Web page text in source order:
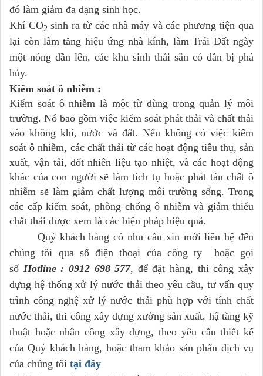
đó làm giảm đa dạng sinh học.
Khí CO2 sinh ra từ các nhà máy và các phương tiện qua
lại còn làm tăng hiệu ứng nhà kính, làm Trái Đất ngày
một nóng dần lên, các khu sinh thái sẵn có dần bị phá
hủy.
Kiểm soát ô nhiễm :
Kiểm soát ô nhiễm là một từ dùng trong quản lý môi
trường. Nó bao gồm việc kiểm soát phát thải và chất thải
vào không khí, nước và đất. Nếu không có việc kiểm
soát ô nhiễm, các chất thải từ các hoạt động tiêu thụ, sản
xuất, vận tải, đốt nhiên liệu tạo nhiệt, và các hoạt động
khác của con người sẽ làm tích tụ hoặc phát tán chất ô
nhiễm sẽ làm giảm chất lượng môi trường sống. Trong
các cấp kiểm soát, phòng chống ô nhiễm và giảm thiểu
chất thải được xem là các biện pháp hiệu quả.
Quý khách hàng có nhu cầu xin mời liên hệ đến
chúng tôi qua số điện thoại của công ty hoặc gọi
số Hotline : 0912 698 577, để đặt hàng, thi công xây
dựng hệ thống xử lý nước thải theo yêu cầu, tư vấn quy
trình công nghệ xử lý nước thải phù hợp với tính chất
nước thải, thi công xây dựng xưởng sản xuất, hậ tầng kỹ
thuật hoặc nhân công xây dựng, theo yêu cầu thiết kế
của Quý khách hàng, hoặc tham khảo sản phẩn dịch vụ
của chúng tôi tại đây